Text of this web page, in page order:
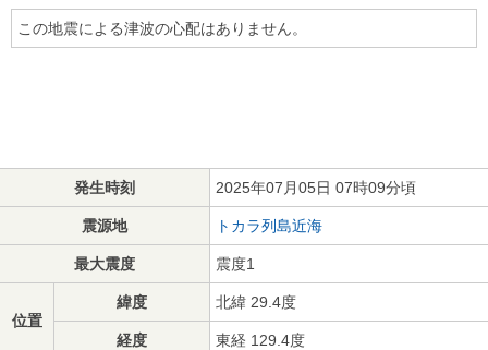
この地震による津波の心配はありません。
発生時刻 2025年07月05日 07時09分頃
震源地 トカラ列島近海
最大震度 震度1
位置
緯度 北緯 29.4度
経度 東経 129.4度